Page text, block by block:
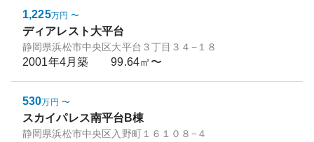
1,225万円 〜
ディアレスト大平台
静岡県浜松市中央区大平台３丁目３４−１８
2001年4月築 99.64㎡〜
530万円 〜
スカイパレス南平台B棟
静岡県浜松市中央区入野町１６１０８−４